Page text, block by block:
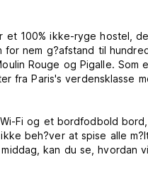
et 100% ikke-ryge hostel,
for nem g?afstand til
Rouge og Pigalle.
fra Paris's verdensklasse
bord, s? du kan holde
beh?ver at spise alle
kan du se, hvordan